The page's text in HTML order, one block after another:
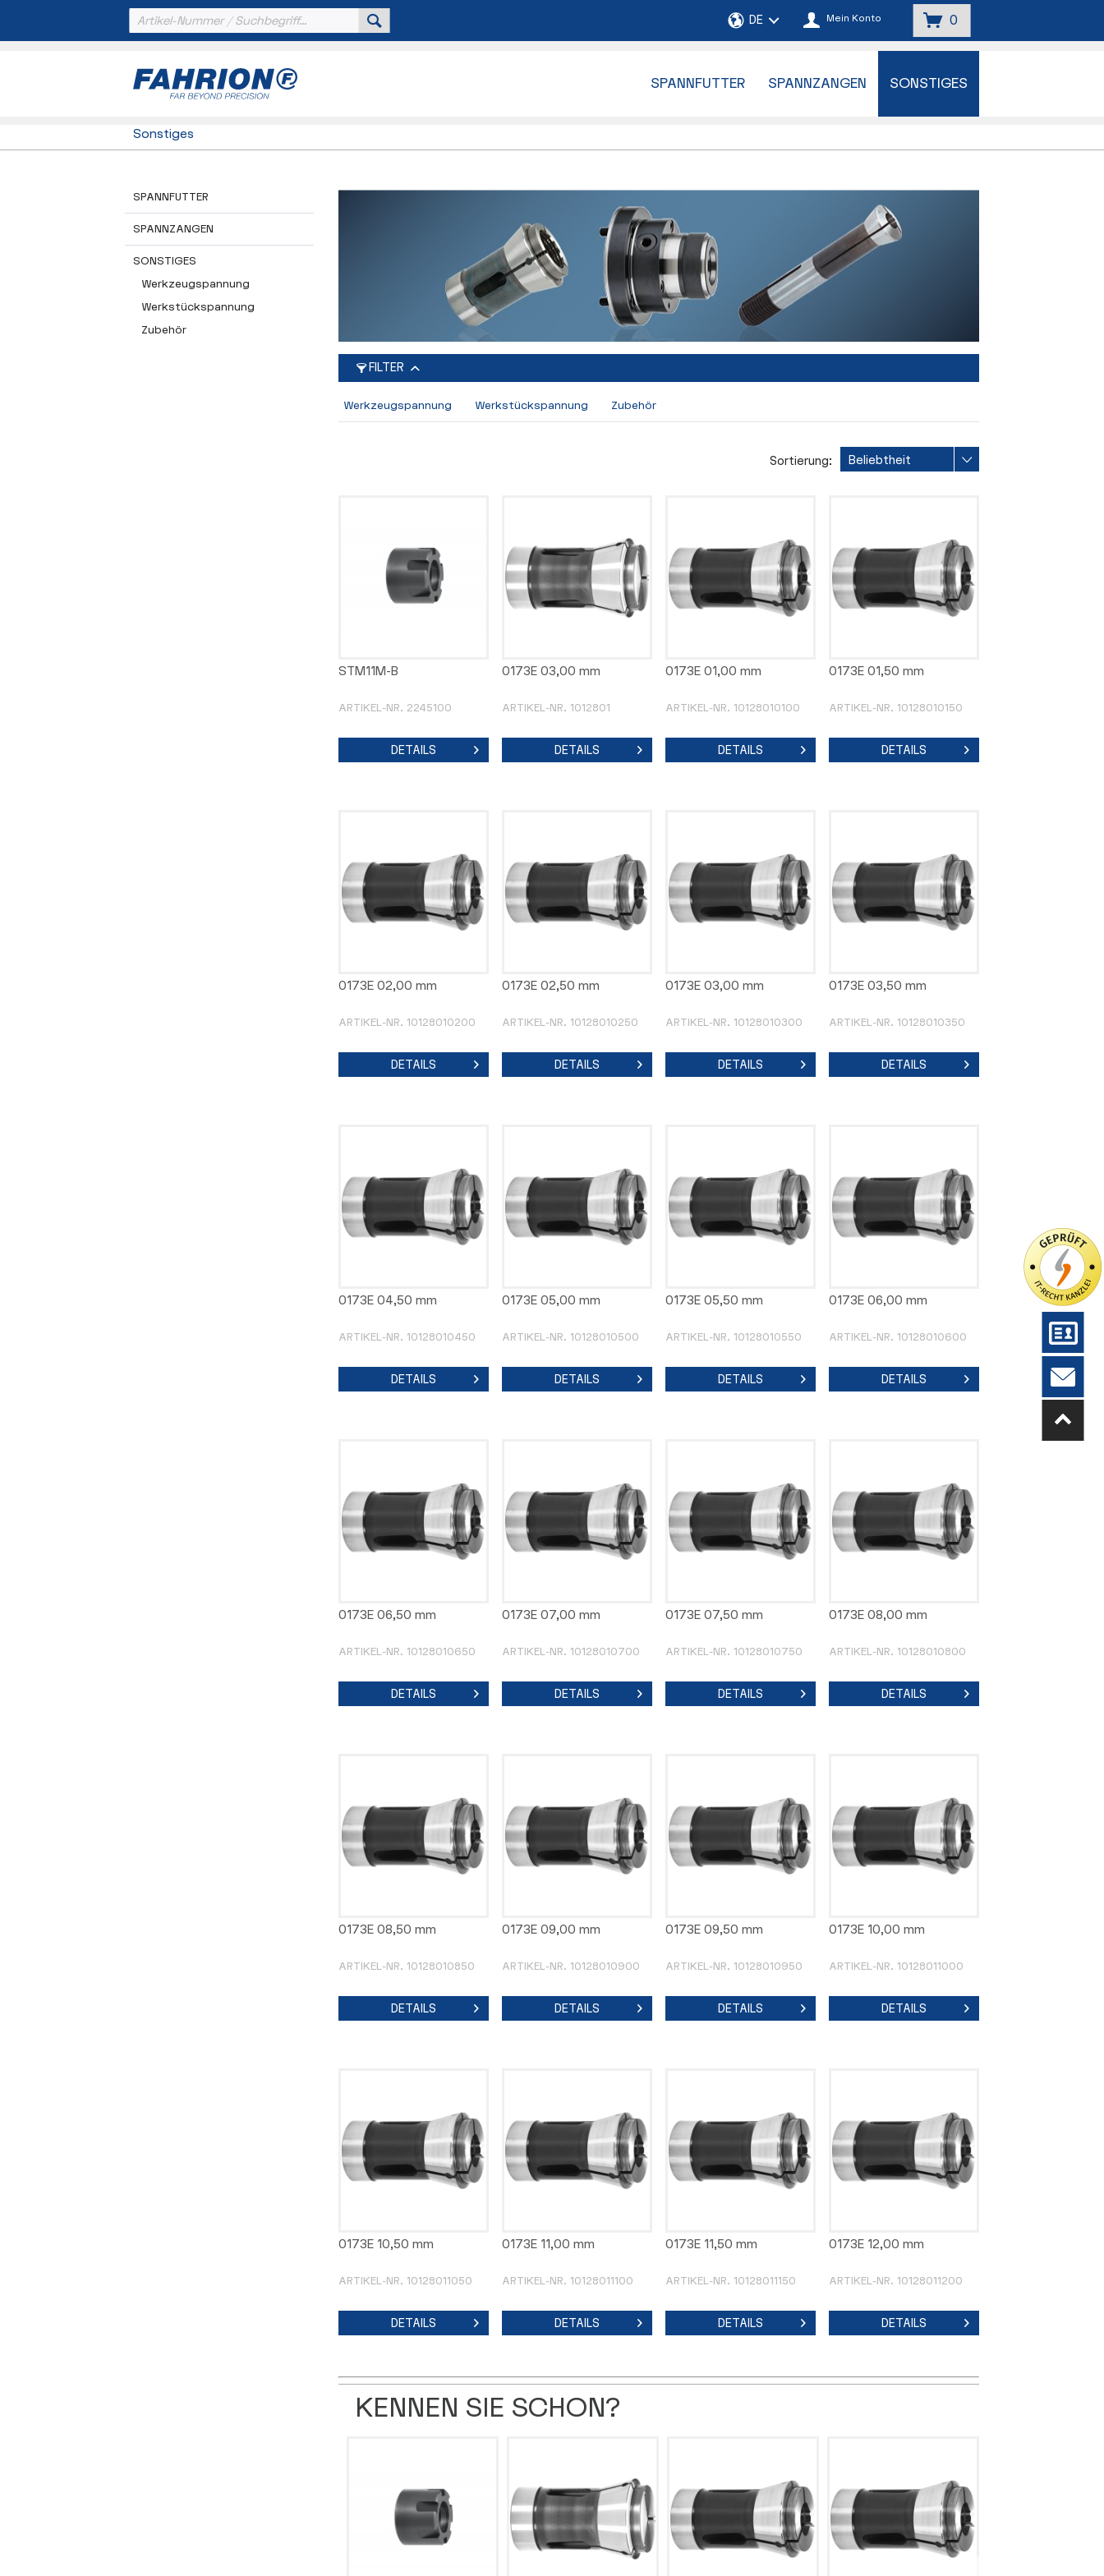
Mein Konto 0
SPANNFUTTER SPANNZANGEN SONSTIGES
Sonstiges
SPANNFUTTER
SPANNZANGEN
SONSTIGES
Werkzeugspannung
Werkstückspannung
Zubehör
FILTER
Werkzeugspannung Werkstückspannung Zubehör
Sortierung:
STM11M-B
ARTIKEL-NR. 2245100
DETAILS
0173E 03,00 mm
ARTIKEL-NR. 1012801
DETAILS
0173E 01,00 mm
ARTIKEL-NR. 10128010100
DETAILS
0173E 01,50 mm
ARTIKEL-NR. 10128010150
DETAILS
0173E 02,00 mm
ARTIKEL-NR. 10128010200
DETAILS
0173E 02,50 mm
ARTIKEL-NR. 10128010250
DETAILS
0173E 03,00 mm
ARTIKEL-NR. 10128010300
DETAILS
0173E 03,50 mm
ARTIKEL-NR. 10128010350
DETAILS
0173E 04,50 mm
ARTIKEL-NR. 10128010450
DETAILS
0173E 05,00 mm
ARTIKEL-NR. 10128010500
DETAILS
0173E 05,50 mm
ARTIKEL-NR. 10128010550
DETAILS
0173E 06,00 mm
ARTIKEL-NR. 10128010600
DETAILS
0173E 06,50 mm
ARTIKEL-NR. 10128010650
DETAILS
0173E 07,00 mm
ARTIKEL-NR. 10128010700
DETAILS
0173E 07,50 mm
ARTIKEL-NR. 10128010750
DETAILS
0173E 08,00 mm
ARTIKEL-NR. 10128010800
DETAILS
0173E 08,50 mm
ARTIKEL-NR. 10128010850
DETAILS
0173E 09,00 mm
ARTIKEL-NR. 10128010900
DETAILS
0173E 09,50 mm
ARTIKEL-NR. 10128010950
DETAILS
0173E 10,00 mm
ARTIKEL-NR. 10128011000
DETAILS
0173E 10,50 mm
ARTIKEL-NR. 10128011050
DETAILS
0173E 11,00 mm
ARTIKEL-NR. 10128011100
DETAILS
0173E 11,50 mm
ARTIKEL-NR. 10128011150
DETAILS
0173E 12,00 mm
ARTIKEL-NR. 10128011200
DETAILS
KENNEN SIE SCHON?